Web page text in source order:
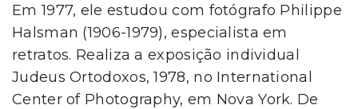
Em 1977, ele estudou com fotógrafo Philippe
Halsman (1906-1979), especialista em
retratos. Realiza a exposição individual
Judeus Ortodoxos, 1978, no International
Center of Photography, em Nova York. De